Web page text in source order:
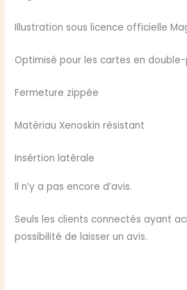
Illustration sous licence officielle
Optimisé pour les cartes en
Fermeture zippée
Matériau Xenoskin résistant
Insértion latérale
Il n’y a pas encore d’avis.
Seuls les clients connectés ayant
possibilité de laisser un avis.